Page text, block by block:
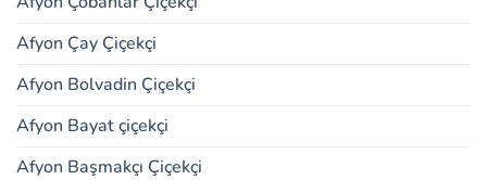
Afyon Çay Çiçekçi
Afyon Bolvadin Çiçekçi
Afyon Bayat çiçekçi
Afyon Başmakçı Çiçekçi